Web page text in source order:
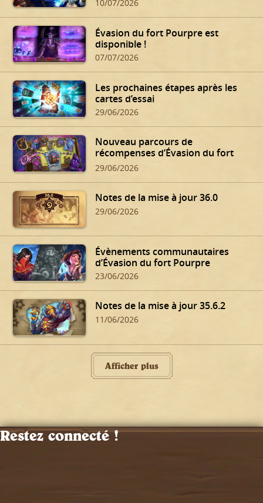
10/07/2026
Évasion du fort Pourpre est
disponible !
07/07/2026
Les prochaines étapes après les
cartes d’essai
29/06/2026
Nouveau parcours de
récompenses d’Évasion du fort
Pourpre
29/06/2026
Notes de la mise à jour 36.0
29/06/2026
Évènements communautaires
d’Évasion du fort Pourpre
23/06/2026
Notes de la mise à jour 35.6.2
11/06/2026
Afficher plus
Restez connecté !